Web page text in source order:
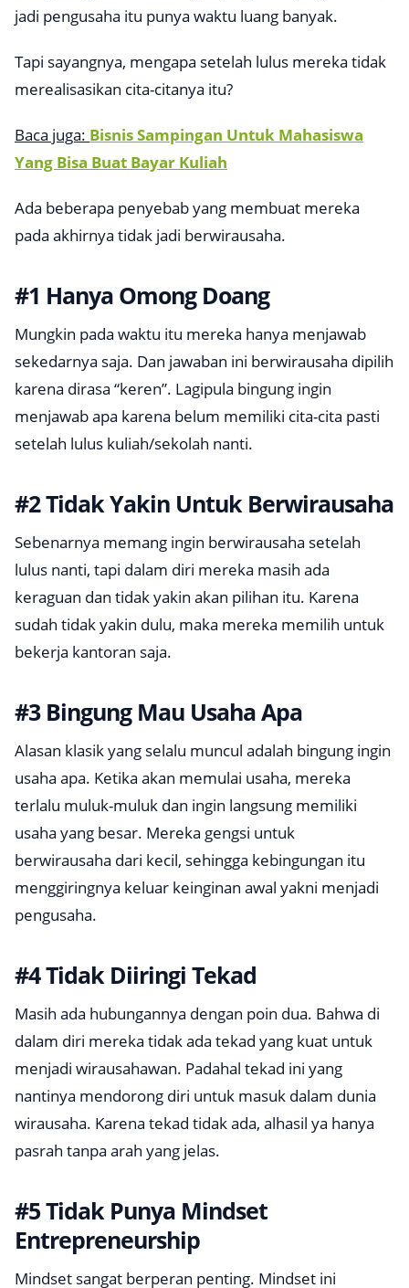
jadi pengusaha itu punya waktu luang banyak.
Tapi sayangnya, mengapa setelah lulus mereka tidak
merealisasikan cita-citanya itu?
Baca juga: Bisnis Sampingan Untuk Mahasiswa
Yang Bisa Buat Bayar Kuliah
Ada beberapa penyebab yang membuat mereka
pada akhirnya tidak jadi berwirausaha.
#1 Hanya Omong Doang
Mungkin pada waktu itu mereka hanya menjawab
sekedarnya saja. Dan jawaban ini berwirausaha dipilih
karena dirasa “keren”. Lagipula bingung ingin
menjawab apa karena belum memiliki cita-cita pasti
setelah lulus kuliah/sekolah nanti.
#2 Tidak Yakin Untuk Berwirausaha
Sebenarnya memang ingin berwirausaha setelah
lulus nanti, tapi dalam diri mereka masih ada
keraguan dan tidak yakin akan pilihan itu. Karena
sudah tidak yakin dulu, maka mereka memilih untuk
bekerja kantoran saja.
#3 Bingung Mau Usaha Apa
Alasan klasik yang selalu muncul adalah bingung ingin
usaha apa. Ketika akan memulai usaha, mereka
terlalu muluk-muluk dan ingin langsung memiliki
usaha yang besar. Mereka gengsi untuk
berwirausaha dari kecil, sehingga kebingungan itu
menggiringnya keluar keinginan awal yakni menjadi
pengusaha.
#4 Tidak Diiringi Tekad
Masih ada hubungannya dengan poin dua. Bahwa di
dalam diri mereka tidak ada tekad yang kuat untuk
menjadi wirausahawan. Padahal tekad ini yang
nantinya mendorong diri untuk masuk dalam dunia
wirausaha. Karena tekad tidak ada, alhasil ya hanya
pasrah tanpa arah yang jelas.
#5 Tidak Punya Mindset
Entrepreneurship
Mindset sangat berperan penting. Mindset ini